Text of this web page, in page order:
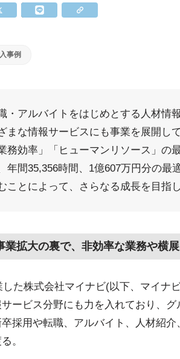
事例
・アルバイトをはじめとする人材情
まな情報サービスにも事業を展開し
務効率」「ヒューマンリソース」の
年間35,356時間、1億607万円分の最
ことによって、さらなる成長を目指し
業拡大の裏で、非効率な業務や横
した株式会社マイナビ(以下、マイナ
サービス分野にも力を入れており、
採用や転職、アルバイト、人材紹
。